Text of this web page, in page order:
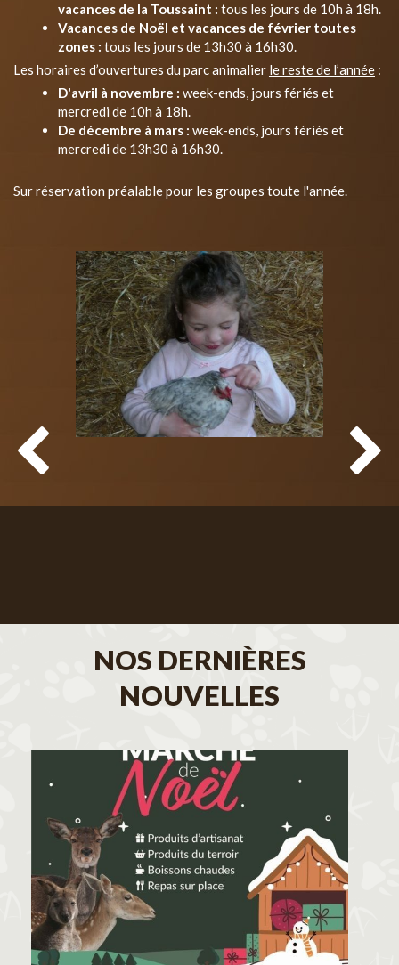
vacances de la Toussaint : tous les jours de 10h à 18h.
Vacances de Noël et vacances de février toutes
zones : tous les jours de 13h30 à 16h30.
Les horaires d’ouvertures du parc animalier le reste de l’année :
D'avril à novembre : week-ends, jours fériés et
mercredi de 10h à 18h.
De décembre à mars : week-ends, jours fériés et
mercredi de 13h30 à 16h30.
Sur réservation préalable pour les groupes toute l'année.
NOS DERNIÈRES
NOUVELLES